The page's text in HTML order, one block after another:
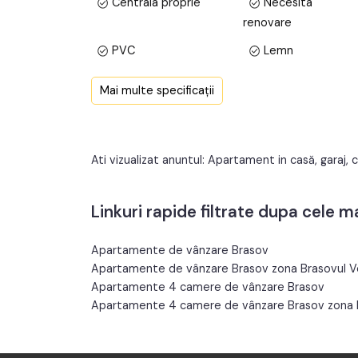
Proprietatea este liberă pentru vânzare și se
Pentru orice întrebări sau pentru a programa o
pentru a vă furniza informațiile necesare și
renovare
PVC Lemn
Apometre
Mai multe specificații
Ati vizualizat anuntul: Apartament in casă,
Linkuri rapide filtrate dupa cele
Apartamente de vânzare Brasov
Apartamente de vânzare Brasov zona Brasovul
Apartamente 4 camere de vânzare Brasov
Apartamente 4 camere de vânzare Brasov zona